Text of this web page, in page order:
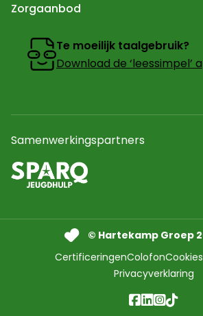
Zorgaanbod
Te moeilijk taalgebruik?
Download de ‘leessimpel’
Samenwerkingspartners
Naar de website van sparq
© Hartekamp Groep
CertificeringenColofonCookies
Privacyverklaring
facebook
linkedin
Ga